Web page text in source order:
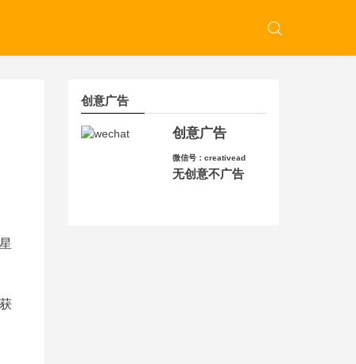
创意广告
创意广告
微信号：creativead
无创意不广告